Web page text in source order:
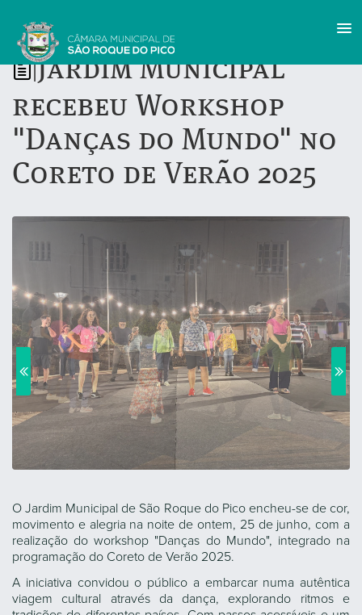
Jardim Municipal
recebeu Workshop
"Danças do Mundo" no
Coreto de Verão 2025
O Jardim Municipal de São Roque do Pico encheu-se de cor,
movimento e alegria na noite de ontem, 25 de junho, com a
realização do workshop "Danças do Mundo", integrado na
programação do Coreto de Verão 2025.
A iniciativa convidou o público a embarcar numa autêntica
viagem cultural através da dança, explorando ritmos e